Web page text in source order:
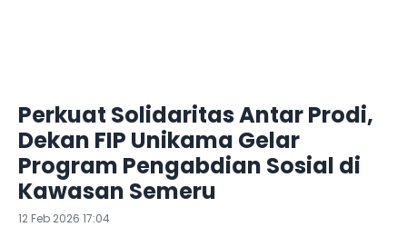
Perkuat Solidaritas Antar Prodi,
Dekan FIP Unikama Gelar
Program Pengabdian Sosial di
Kawasan Semeru
12 Feb 2026 17:04